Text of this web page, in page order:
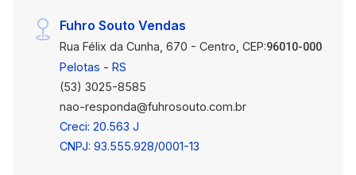
independente e conta com tanque, tornando as
tarefas domésticas mais funcionais.
Funcionalidades: O condomínio oferece portaria
24 horas, elevador de serviço e interfone,
proporcionando mais comodidade e segurança
aos moradores. Diferenciais: A sacada com
vista para a rua amplia a sensação de espaço e
Fuhro Souto Vendas
Rua Félix da Cunha, 670 - Centro, CEP:96010-000
Pelotas - RS
(53) 3025-8585
nao-responda@fuhrosouto.com.br
Creci: 20.563 J
CNPJ: 93.555.928/0001-13